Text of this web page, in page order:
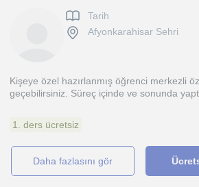
Tarih
Afyonkarahisar Sehri
Kişeye özel hazırlanmış öğrenci merkezli
geçebilirsiniz. Süreç içinde ve sonunda
1. ders ücretsiz
daha fazlasını gör